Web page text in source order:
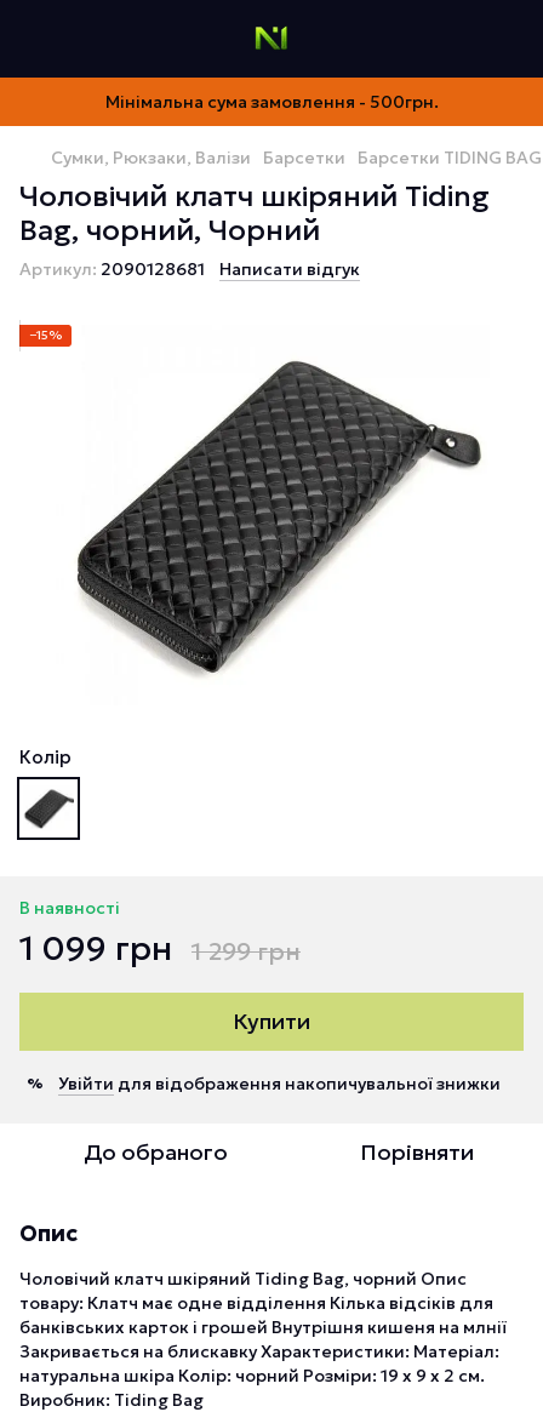
Мінімальна сума замовлення - 500грн.
Сумки, Рюкзаки, Валізи Барсетки Барсетки TIDING BAG
Чоловічий клатч шкіряний Tiding
Bag, чорний, Чорний
Артикул: 2090128681 Написати відгук
−15%
Колір
В наявності
1 099 грн 1 299 грн
Купити
% Увійти для відображення накопичувальної знижки
До обраного Порівняти
Опис
Чоловічий клатч шкіряний Tiding Bag, чорний Опис
товару: Клатч має одне відділення Кілька відсіків для
банківських карток і грошей Внутрішня кишеня на млнії
Закривається на блискавку Характеристики: Матеріал:
натуральна шкіра Колір: чорний Розміри: 19 x 9 x 2 см.
Виробник: Tiding Bag